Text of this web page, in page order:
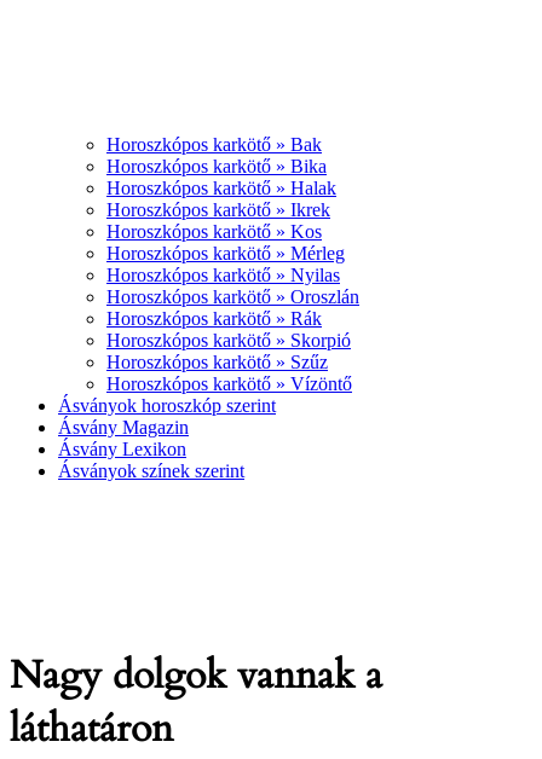
Horoszkópos karkötő » Bak
Horoszkópos karkötő » Bika
Horoszkópos karkötő » Halak
Horoszkópos karkötő » Ikrek
Horoszkópos karkötő » Kos
Horoszkópos karkötő » Mérleg
Horoszkópos karkötő » Nyilas
Horoszkópos karkötő » Oroszlán
Horoszkópos karkötő » Rák
Horoszkópos karkötő » Skorpió
Horoszkópos karkötő » Szűz
Horoszkópos karkötő » Vízöntő
Ásványok horoszkóp szerint
Ásvány Magazin
Ásvány Lexikon
Ásványok színek szerint
Nagy dolgok vannak a
láthatáron